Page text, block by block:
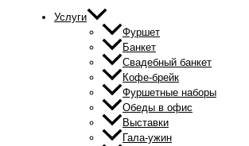
Услуги
Фуршет
Банкет
Свадебный банкет
Кофе-брейк
Фуршетные наборы
Обеды в офис
Выставки
Гала-ужин